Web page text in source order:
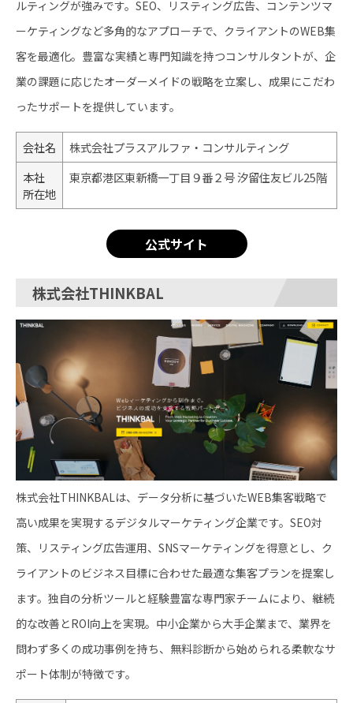
ルティングが強みです。SEO、リスティング広告、コンテンツマ
ーケティングなど多角的なアプローチで、クライアントのWEB集
客を最適化。豊富な実績と専門知識を持つコンサルタントが、企
業の課題に応じたオーダーメイドの戦略を立案し、成果にこだわ
ったサポートを提供しています。
会社名
株式会社プラスアルファ・コンサルティング
本社
所在地
東京都港区東新橋一丁目９番２号 汐留住友ビル25階
公式サイト
株式会社THINKBAL
株式会社THINKBALは、データ分析に基づいたWEB集客戦略で
高い成果を実現するデジタルマーケティング企業です。SEO対
策、リスティング広告運用、SNSマーケティングを得意とし、ク
ライアントのビジネス目標に合わせた最適な集客プランを提案し
ます。独自の分析ツールと経験豊富な専門家チームにより、継続
的な改善とROI向上を実現。中小企業から大手企業まで、業界を
問わず多くの成功事例を持ち、無料診断から始められる柔軟なサ
ポート体制が特徴です。